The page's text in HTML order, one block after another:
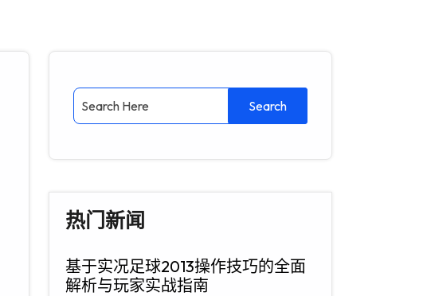
热门新闻
基于实况足球2013操作技巧的全面
解析与玩家实战指南